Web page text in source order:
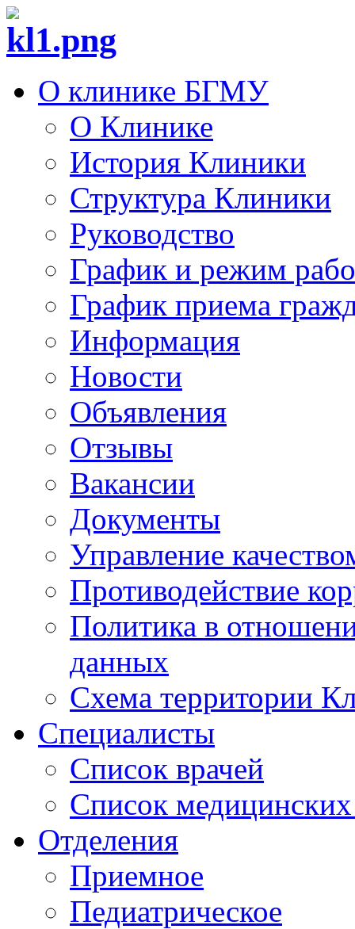
О клинике БГМУ
О Клинике
История Клиники
Структура Клиники
Руководство
График и режим
График приема
Информация
Новости
Объявления
Отзывы
Вакансии
Документы
Управление
Противодействие
Политика в
данных
Схема территории
Специалисты
Список врачей
Список медицинских
Отделения
Приемное
Педиатрическое